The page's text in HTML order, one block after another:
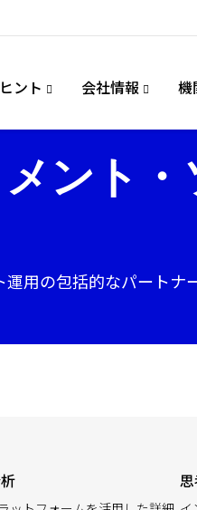
ント 会社情報 機
ント・
用の包括的なパートナ